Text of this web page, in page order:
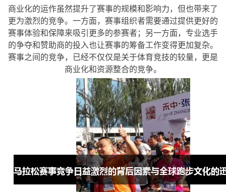
商业化的运作虽然提升了赛事的规模和影响力，但也带来了
更为激烈的竞争。一方面，赛事组织者需要通过提供更好的
赛事体验和保障来吸引更多的参赛者；另一方面，专业选手
的争夺和赞助商的投入也让赛事的筹备工作变得更加复杂。
赛事之间的竞争，已经不仅仅是关于体育竞技的较量，更是
商业化和资源整合的竞争。